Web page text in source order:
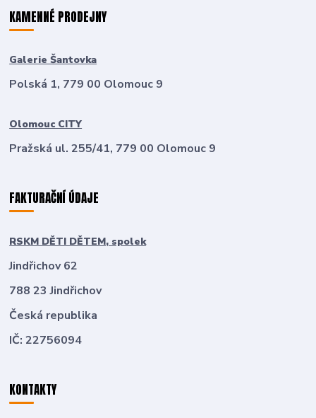
KAMENNÉ PRODEJNY
Galerie Šantovka
Polská 1, 779 00 Olomouc 9
Olomouc CITY
Pražská ul. 255/41, 779 00 Olomouc 9
FAKTURAČNÍ ÚDAJE
RSKM DĚTI DĚTEM, spolek
Jindřichov 62
788 23 Jindřichov
Česká republika
IČ: 22756094
KONTAKTY